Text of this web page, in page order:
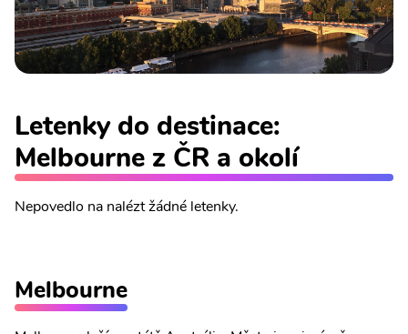
Letenky do destinace:
Melbourne z ČR a okolí
Nepovedlo na nalézt žádné letenky.
Melbourne